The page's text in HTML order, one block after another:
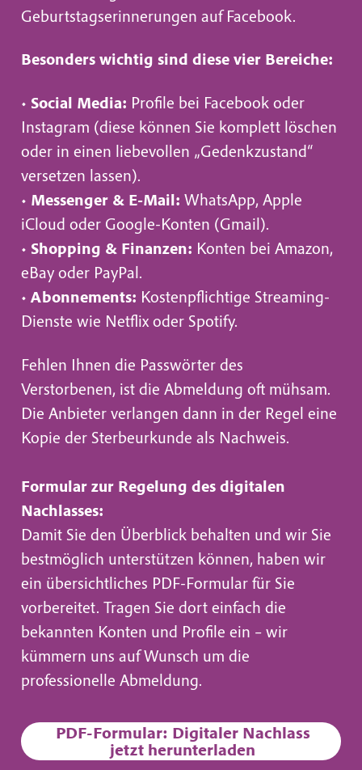
Geburtstagserinnerungen auf Facebook.
Besonders wichtig sind diese vier Bereiche:
• Social Media: Profile bei Facebook oder
Instagram (diese können Sie komplett löschen
oder in einen liebevollen „Gedenkzustand“
versetzen lassen).
• Messenger & E-Mail: WhatsApp, Apple
iCloud oder Google-Konten (Gmail).
• Shopping & Finanzen: Konten bei Amazon,
eBay oder PayPal.
• Abonnements: Kostenpflichtige Streaming-
Dienste wie Netflix oder Spotify.
Fehlen Ihnen die Passwörter des
Verstorbenen, ist die Abmeldung oft mühsam.
Die Anbieter verlangen dann in der Regel eine
Kopie der Sterbeurkunde als Nachweis.
Formular zur Regelung des digitalen
Nachlasses:
Damit Sie den Überblick behalten und wir Sie
bestmöglich unterstützen können, haben wir
ein übersichtliches PDF-Formular für Sie
vorbereitet. Tragen Sie dort einfach die
bekannten Konten und Profile ein – wir
kümmern uns auf Wunsch um die
professionelle Abmeldung.
PDF-Formular: Digitaler Nachlass
jetzt herunterladen